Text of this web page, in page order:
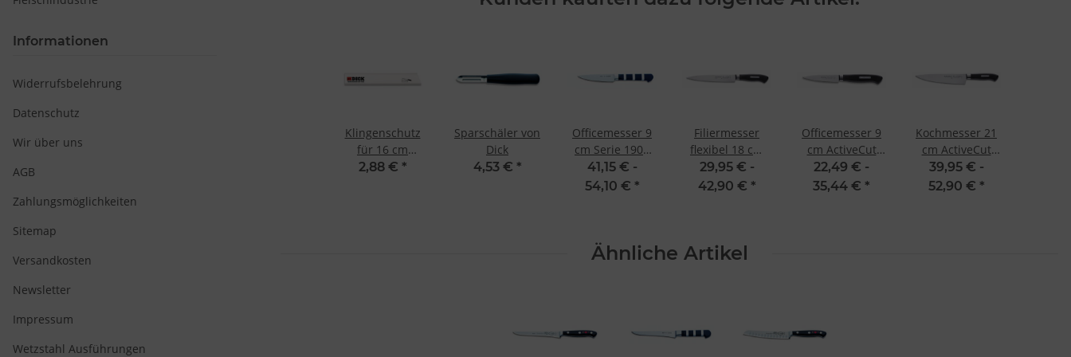
Klingenschutz
für 16 cm
Klingen von Dick
2,88 € *
Sparschäler von
Dick
4,53 € *
Officemesser 9
cm Serie 1905
von Dick
41,15 € -
54,10 € *
Filiermesser
flexibel 18 cm
ActiveCut von
Dick
29,95 € -
42,90 € *
Officemesser 9
cm ActiveCut
von Dick
22,49 € -
35,44 € *
Kochmesser 21
cm ActiveCut
von Dick
39,95 € -
52,90 € *
Ähnliche Artikel
Informationen
Widerrufsbelehrung
Datenschutz
Wir über uns
AGB
Zahlungsmöglichkeiten
Sitemap
Versandkosten
Newsletter
Impressum
Wetzstahl Ausführungen
Verwendung genauer Standortdaten